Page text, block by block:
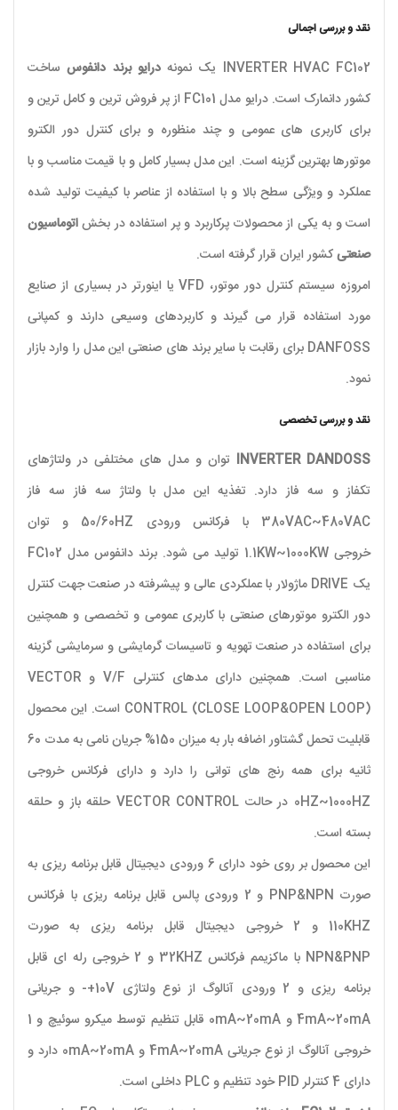
نقد و بررسی اجمالی
INVERTER HVAC FC102 یک نمونه درایو برند دانفوسساخت
کشور دانمارک است. درایو مدل FC101 از پر فروش ترین و کامل ترین و
برای کاربری های عمومی و چند منظوره و برای کنترل دور الکترو
موتورها بهترین گزینه است. این مدل بسیار کامل و با قیمت مناسب و با
عملکرد و ویژگی سطح بالا و با استفاده از عناصر با کیفیت تولید شده
است و به یکی از محصولات پرکاربرد و پر استفاده در بخشاتوماسیون
صنعتیکشور ایران قرار گرفته است.
امروزه سیستم کنترل دور موتور، VFD یا اینورتر در بسیاری از صنایع
مورد استفاده قرار می گیرند و کاربردهای وسیعی دارند و کمپانی
DANFOSS برای رقابت با سایر برند های صنعتی این مدل را وارد بازار
نمود.
نقد و بررسی تخصصی
INVERTER DANDOSS توان و مدل های مختلفی در ولتاژهای
تکفاز و سه فاز دارد. تغذیه این مدل با ولتاژ سه فاز سه فاز
380VAC~480VAC با فرکانس ورودی 50/60HZ و توان
خروجی 1.1KW~1000KW تولید می شود. برند دانفوس مدل FC102
یک DRIVE ماژولار با عملکردی عالی و پیشرفته در صنعت جهت کنترل
دور الکترو موتورهای صنعتی با کاربری عمومی و تخصصی و همچنین
برای استفاده در صنعت تهویه و تاسیسات گرمایشی و سرمایشی گزینه
مناسبی است. همچنین دارای مدهای کنترلی V/F و VECTOR
CONTROL (CLOSE LOOP&OPEN LOOP) است. این محصول
قابلیت تحمل گشتاور اضافه بار به میزان 150% جریان نامی به مدت 60
ثانیه برای همه رنج های توانی را دارد و دارای فرکانس خروجی
0HZ~1000HZ در حالت VECTOR CONTROL حلقه باز و حلقه
بسته است.
این محصول بر روی خود دارای 6 ورودی دیجیتال قابل برنامه ریزی به
صورت PNP&NPN و 2 ورودی پالس قابل برنامه ریزی با فرکانس
110KHZ و 2 خروجی دیجیتال قابل برنامه ریزی به صورت
NPN&PNP با ماکزیمم فرکانس 32KHZ و 2 خروجی رله ای قابل
برنامه ریزی و 2 ورودی آنالوگ از نوع ولتاژی 10V+- و جریانی
4mA~20mA و 0mA~20mA قابل تنظیم توسط میکرو سوئیچ و 1
خروجی آنالوگ از نوع جریانی 4mA~20mA و 0mA~20mA دارد و
دارای 4 کنترلر PID خود تنظیم و PLC داخلی است.